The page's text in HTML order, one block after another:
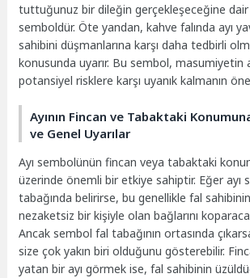
tuttuğunuz bir dileğin gerçekleşeceğine
semboldür. Öte yandan, kahve falında ayı
sahibini düşmanlarına karşı daha tedbirli
konusunda uyarır. Bu sembol, masumiyetin
potansiyel risklere karşı uyanık kalmanın
Ayının Fincan ve Tabaktaki
ve Genel Uyarılar
Ayı sembolünün fincan veya tabaktaki
üzerinde önemli bir etkiye sahiptir. Eğer ayı
tabağında belirirse, bu genellikle fal
nezaketsiz bir kişiyle olan bağlarını
Ancak sembol fal tabağının ortasında
size çok yakın biri olduğunu gösterebilir.
yatan bir ayı görmek ise, fal sahibinin